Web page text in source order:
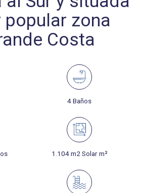
popular zona
Costa
4 Baños
1.104 m2 Solar m²